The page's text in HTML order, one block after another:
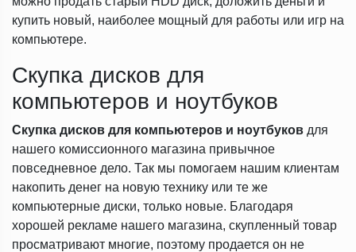
купить новый, наиболее мощный для работы или игр на
компьютере.
Скупка дисков для
компьютеров и ноутбуков
Скупка дисков для компьютеров и ноутбуков для
нашего комиссионного магазина привычное
повседневное дело. Так мы помогаем нашим клиентам
накопить денег на новую технику или те же
компьютерные диски, только новые. Благодаря
хорошей рекламе нашего магазина, скупленный товар
просматривают многие, поэтому продается он не